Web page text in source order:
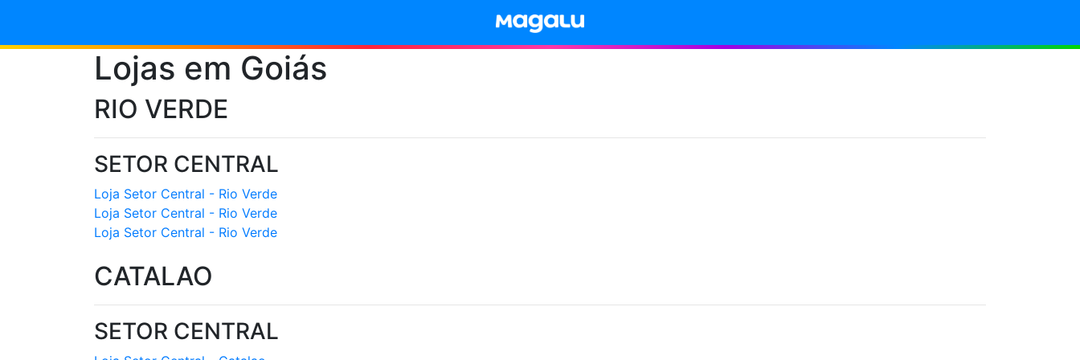
Lojas em Goiás
RIO VERDE
SETOR CENTRAL
Loja Setor Central - Rio Verde
Loja Setor Central - Rio Verde
Loja Setor Central - Rio Verde
CATALAO
SETOR CENTRAL